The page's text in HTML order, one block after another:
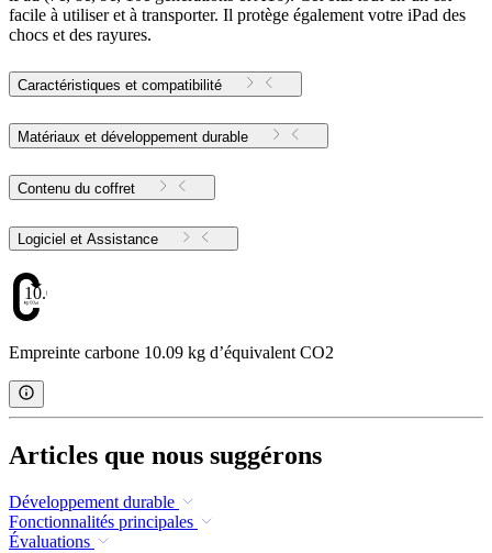
facile à utiliser et à transporter. Il protège également votre iPad des
chocs et des rayures.
Caractéristiques et compatibilité
Matériaux et développement durable
Contenu du coffret
Logiciel et Assistance
10.09
Empreinte carbone 10.09 kg d’équivalent CO2
Articles que nous suggérons
Développement durable
Fonctionnalités principales
Évaluations